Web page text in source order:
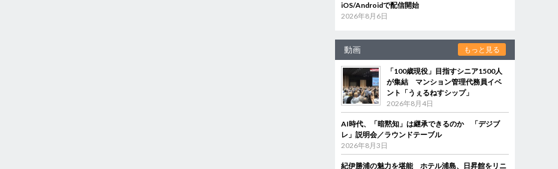
iOS/Androidで配信開始
2026年8月6日
動画 もっと見る
「100歳現役」目指すシニア1500人
が集結 マンション管理代務員イベ
ント「うぇるねすシップ」
2026年8月4日
AI時代、「暗黙知」は継承できるのか 「デジブ
レ」説明会／ラウンドテーブル
2026年8月3日
紀伊勝浦の魅力を堪能 ホテル浦島、日昇館をリニ